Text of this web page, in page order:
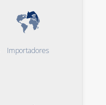
Importadores